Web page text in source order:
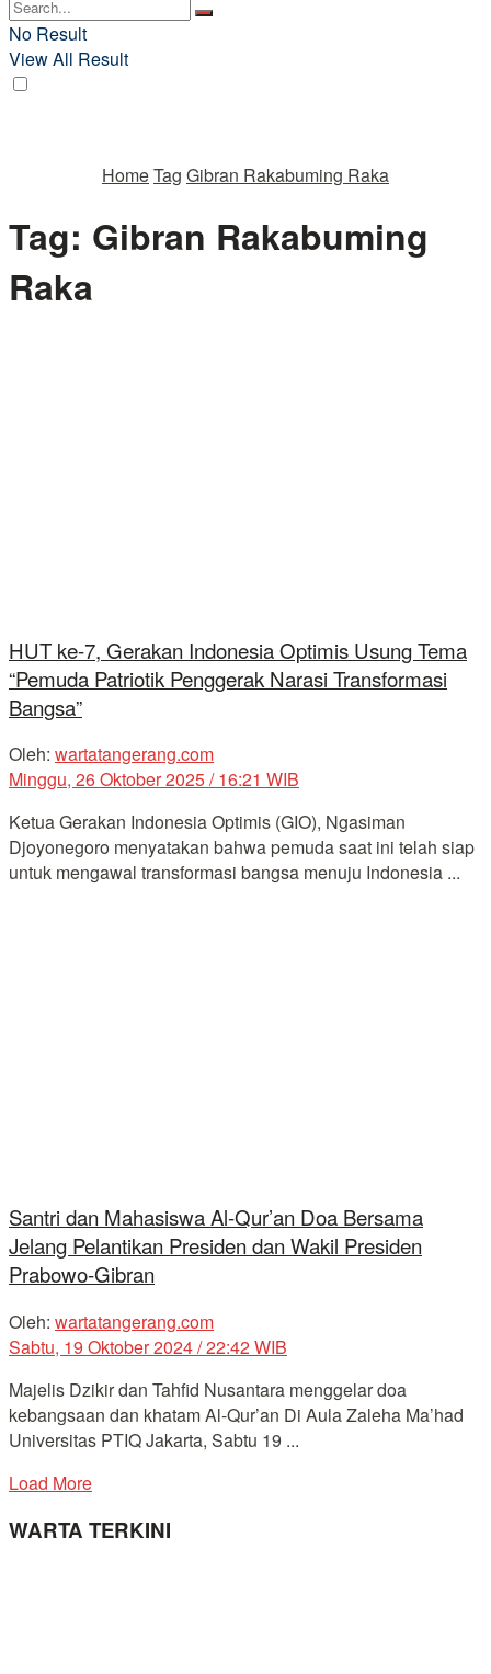
No Result
View All Result
HomeTag Gibran Rakabuming Raka
Tag: Gibran Rakabuming
Raka
HUT ke-7, Gerakan Indonesia Optimis Usung Tema
“Pemuda Patriotik Penggerak Narasi Transformasi
Bangsa”
Oleh: wartatangerang.com
Minggu, 26 Oktober 2025 / 16:21 WIB
Ketua Gerakan Indonesia Optimis (GIO), Ngasiman
Djoyonegoro menyatakan bahwa pemuda saat ini telah siap
untuk mengawal transformasi bangsa menuju Indonesia ...
Santri dan Mahasiswa Al-Qur’an Doa Bersama
Jelang Pelantikan Presiden dan Wakil Presiden
Prabowo-Gibran
Oleh: wartatangerang.com
Sabtu, 19 Oktober 2024 / 22:42 WIB
Majelis Dzikir dan Tahfid Nusantara menggelar doa
kebangsaan dan khatam Al-Qur’an Di Aula Zaleha Ma’had
Universitas PTIQ Jakarta, Sabtu 19 ...
Load More
WARTA TERKINI